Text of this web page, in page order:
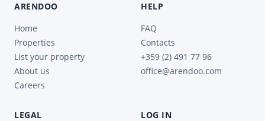
ARENDOO
Home
Properties
List your property
About us
Careers
HELP
FAQ
Contacts
+359 (2) 491 77 96
office@arendoo.com
LEGAL LOG IN